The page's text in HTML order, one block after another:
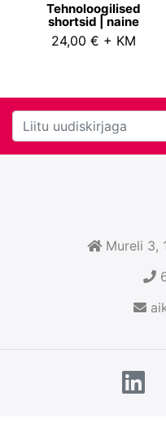
Tehnoloogilised
shortsid | naine
24,00 € + KM
Mureli 3,